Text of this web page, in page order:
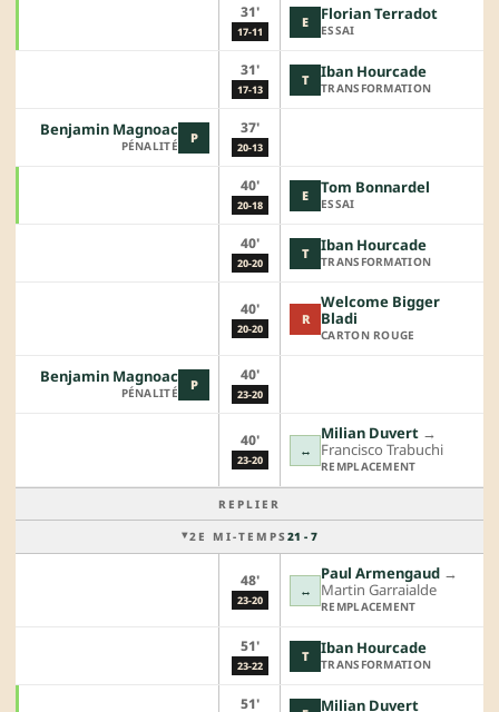
31'
17-11
E Florian Terradot
ESSAI
31'
17-13
T Iban Hourcade
TRANSFORMATION
P
Benjamin Magnoac
PÉNALITÉ
37'
20-13
40'
20-18
E Tom Bonnardel
ESSAI
40'
20-20
T Iban Hourcade
TRANSFORMATION
40'
20-20
R
Welcome Bigger
Bladi
CARTON ROUGE
P
Benjamin Magnoac
PÉNALITÉ
40'
23-20
40'
23-20
↔
Milian Duvert →︎
Francisco Trabuchi
REMPLACEMENT
REPLIER
2E MI-TEMPS 21 - 7
48'
23-20
↔
Paul Armengaud →︎
Martin Garraialde
REMPLACEMENT
51'
23-22
T Iban Hourcade
TRANSFORMATION
51' Milian Duvert